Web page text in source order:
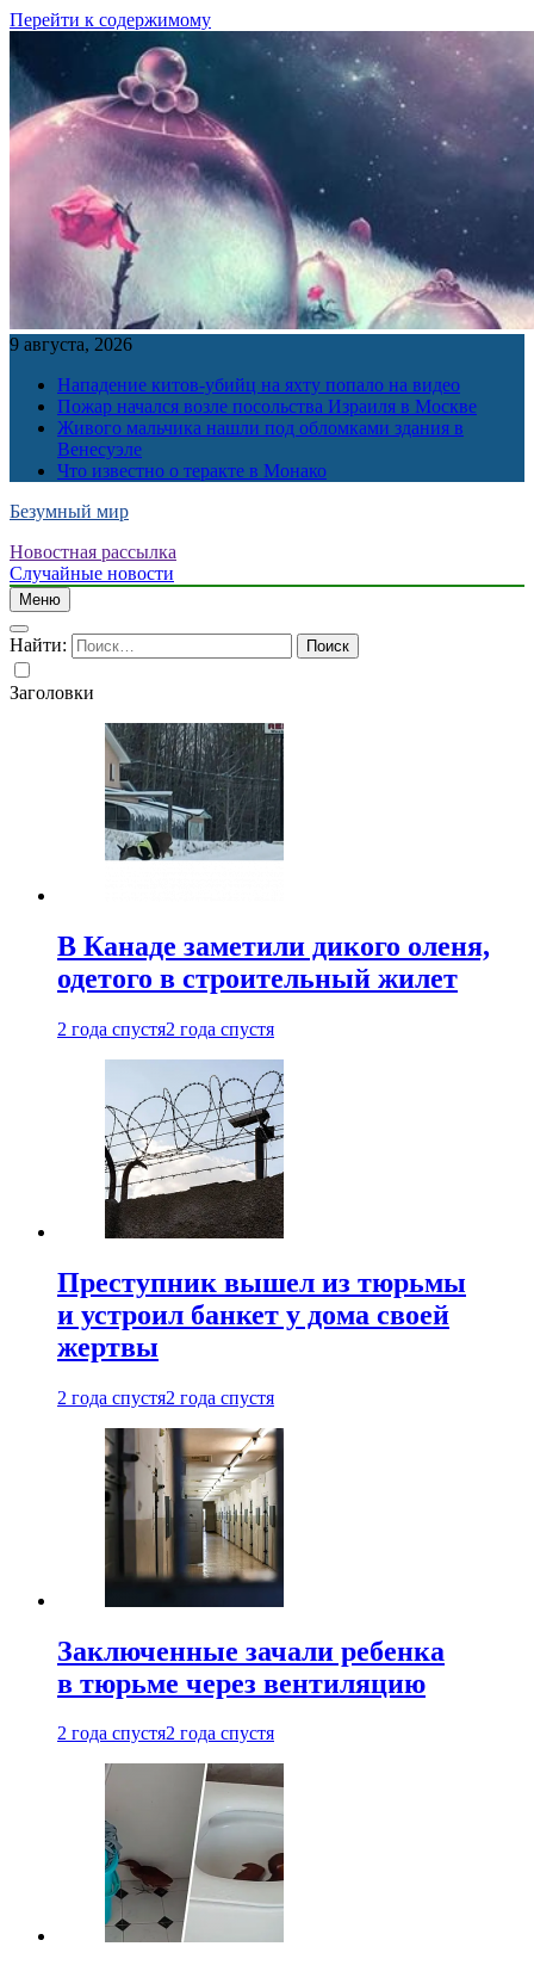
Перейти к содержимому
9 августа, 2026
Нападение китов-убийц на яхту попало на видео
Пожар начался возле посольства Израиля в Москве
Живого мальчика нашли под обломками здания в
Венесуэле
Что известно о теракте в Монако
Безумный мир
Новостная рассылка
Случайные новости
Меню
Найти:
Заголовки
В Канаде заметили дикого оленя,
одетого в строительный жилет
2 года спустя2 года спустя
Преступник вышел из тюрьмы
и устроил банкет у дома своей
жертвы
2 года спустя2 года спустя
Заключенные зачали ребенка
в тюрьме через вентиляцию
2 года спустя2 года спустя